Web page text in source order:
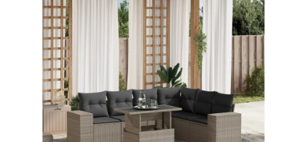
produktu
je
0,0
z
5
hvězdiček.